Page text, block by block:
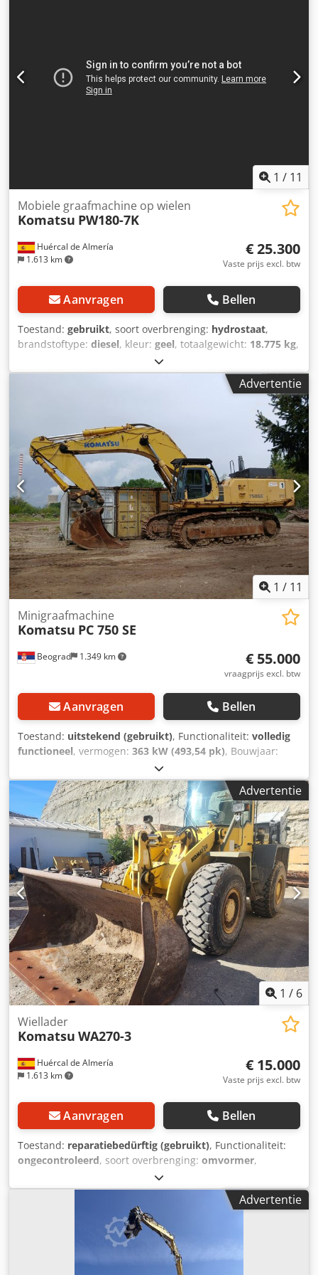
1 / 11
Huércal de Almería
1.613 km
Mobiele graafmachine op wielen
Komatsu PW180-7K
€ 25.300
Vaste prijs excl. btw
Aanvragen Bellen
Toestand: gebruikt, soort overbrenging: hydrostaat,
brandstoftype: diesel, kleur: geel, totaalgewicht: 18.775 kg,
, aantal zitplaatsen:
bedrijfsturen:18.459 h, Uitrusting:boordcomputer,
, Mobiele graafmachine op wielen
Bouwjaar 2006 Goede algemene staat 1 bak Dwsdpfeyz A
Rnox Agmja Meer info op de website van Almerisan
Advertentie
1 / 11
Beograd 1.349 km
Minigraafmachine
Komatsu PC 750 SE
€ 55.000
vraagprijs excl. btw
Aanvragen Bellen
Toestand: uitstekend (gebruikt), Functionaliteit: volledig
functioneel, vermogen: 363 kW (493,54 pk), Bouwjaar:
, machine-/voertuignummer:
staat Djdpey N S Ncofx Agmswa
Advertentie
1 / 6
Huércal de Almería
1.613 km
Wiellader
Komatsu WA270-3
€ 15.000
Vaste prijs excl. btw
Aanvragen Bellen
Toestand: reparatiebedürftig (gebruikt), Functionaliteit:
ongecontroleerd, soort overbrenging: omvormer,
geel
asconfiguratie:2 assen, aantal zitplaatsen:1, Bouwjaar:
13.852 h
cabine,
standaard schep, vierwielaandrijving
WA270-3 Bouwjaar 1999 Reparatie nodig Meer informatie
bij Almerisan. Dedpfx Agsy H Erlemowa
Advertentie